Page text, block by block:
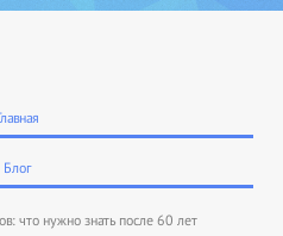
Блог
что нужно знать после 60 лет